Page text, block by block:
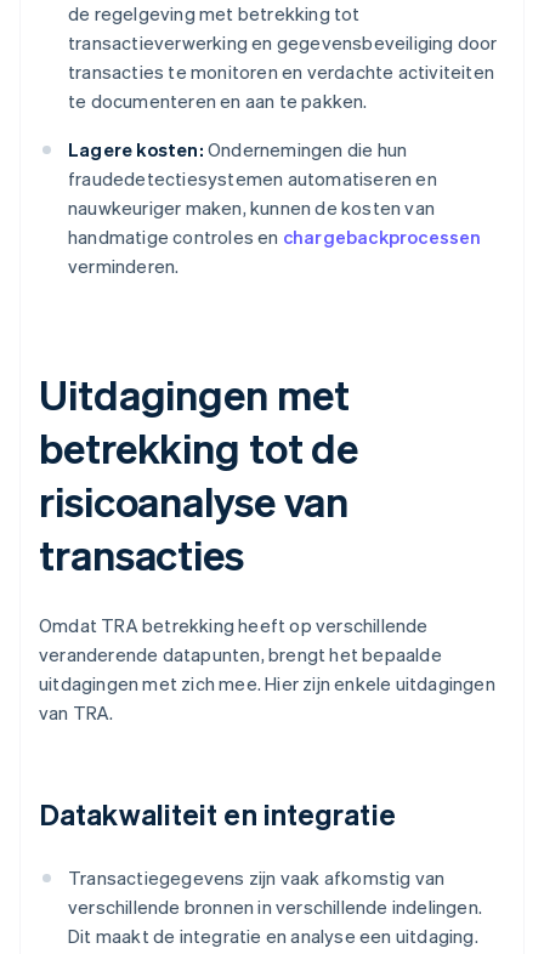
de regelgeving met betrekking tot
transactieverwerking en gegevensbeveiliging door
transacties te monitoren en verdachte activiteiten
te documenteren en aan te pakken.
Lagere kosten: Ondernemingen die hun
fraudedetectiesystemen automatiseren en
nauwkeuriger maken, kunnen de kosten van
handmatige controles en chargebackprocessen
verminderen.
Uitdagingen met
betrekking tot de
risicoanalyse van
transacties
Omdat TRA betrekking heeft op verschillende
veranderende datapunten, brengt het bepaalde
uitdagingen met zich mee. Hier zijn enkele uitdagingen
van TRA.
Datakwaliteit en integratie
Transactiegegevens zijn vaak afkomstig van
verschillende bronnen in verschillende indelingen.
Dit maakt de integratie en analyse een uitdaging.